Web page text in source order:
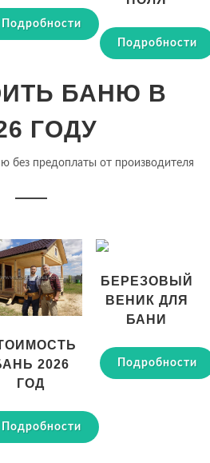
Подробности
Подробности
БАНЮ В
ГОДУ
без предоплаты от производителя
2026
ГОД
Подробности
БЕРЕЗОВЫЙ
ВЕНИК ДЛЯ
БАНИ
Подробности